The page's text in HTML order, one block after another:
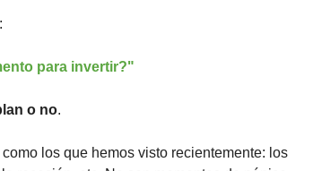
para invertir?"
o no.
los que hemos visto recientemente: los